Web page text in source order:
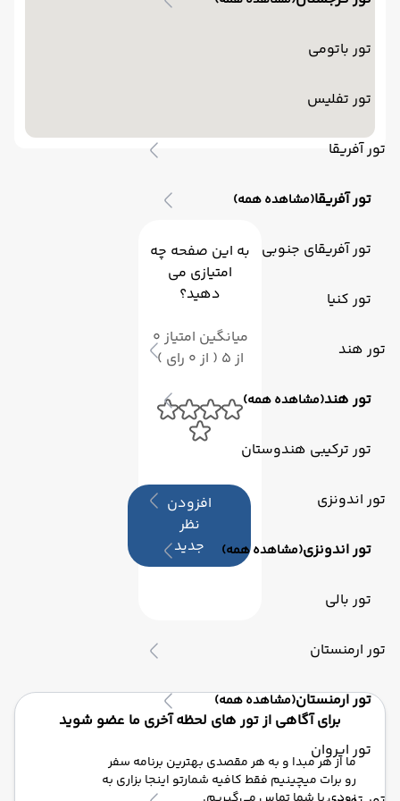
تور باتومی
تور تفلیس
تور آفریقا
تور آفریقا(مشاهده همه)
تور آفریقای جنوبی
تور کنیا
تور هند
تور هند(مشاهده همه)
تور ترکیبی هندوستان
تور اندونزی
تور اندونزی(مشاهده همه)
تور بالی
تور ارمنستان
تور ارمنستان(مشاهده همه)
تور ایروان
به این صفحه چه
امتیازی می
دهید؟
میانگین امتیاز 0
از 5 ( از 0 رای )
افزودن
نظر
جدید
برای آگاهی از تور های لحظه آخری ما عضو شوید
ما از هر مبدا و به هر مقصدی بهترین برنامه سفر
رو برات میچینیم فقط کافیه شمارتو اینجا بزاری به